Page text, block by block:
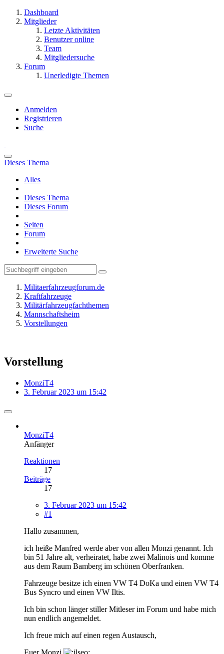
Dashboard
Mitglieder
Letzte Aktivitäten
Benutzer online
Team
Mitgliedersuche
Forum
Unerledigte Themen
Anmelden
Registrieren
Suche
Dieses Thema
Alles
Dieses Thema
Dieses Forum
Seiten
Forum
Erweiterte Suche
Militaerfahrzeugforum.de
Kraftfahrzeuge
Militärfahrzeugfachthemen
Mannschaftsheim
Vorstellungen
Vorstellung
MonziT4
3. Februar 2023 um 15:42
MonziT4
Anfänger
Reaktionen
17
Beiträge
17
3. Februar 2023 um 15:42
#1
Hallo zusammen,
ich heiße Manfred werde aber von allen Monzi genannt. Ich
bin 51 Jahre alt, verheiratet, habe zwei Malinois und komme
aus dem Raum Bamberg im schönen Oberfranken.
Fahrzeuge besitze ich einen VW T4 DoKa und einen VW T4
Bus Syncro und einen VW Iltis.
Ich bin schon länger stiller Mitleser im Forum und habe mich
nun endlich angemeldet.
Ich freue mich auf einen regen Austausch,
Euer Monzi